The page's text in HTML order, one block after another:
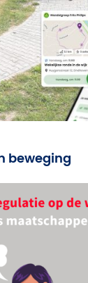
beweging